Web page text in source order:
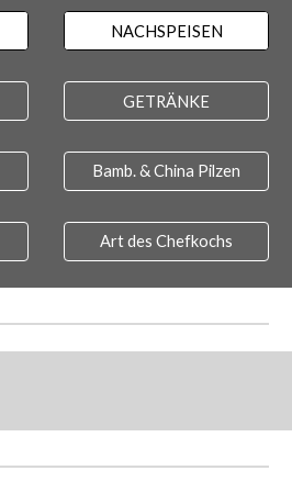
NACHSPEISEN
GETRÄNKE
Bamb. & China Pilzen
Art des Chefkochs